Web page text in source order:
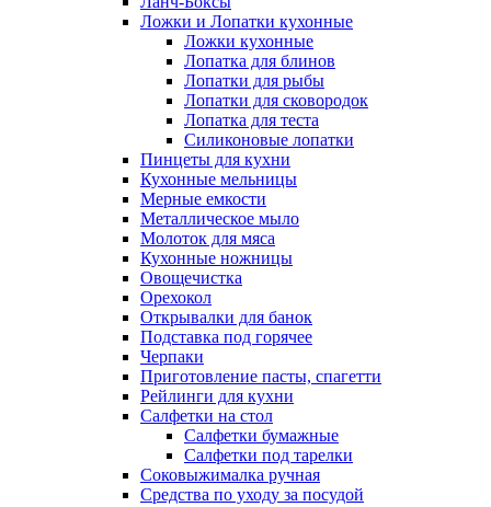
Ложки и Лопатки кухонные
Ложки кухонные
Лопатка для блинов
Лопатки для рыбы
Лопатки для сковородок
Лопатка для теста
Силиконовые лопатки
Пинцеты для кухни
Кухонные мельницы
Мерные емкости
Металлическое мыло
Молоток для мяса
Кухонные ножницы
Овощечистка
Орехокол
Открывалки для банок
Подставка под горячее
Черпаки
Приготовление пасты, спагетти
Рейлинги для кухни
Салфетки на стол
Салфетки бумажные
Салфетки под тарелки
Соковыжималка ручная
Средства по уходу за посудой